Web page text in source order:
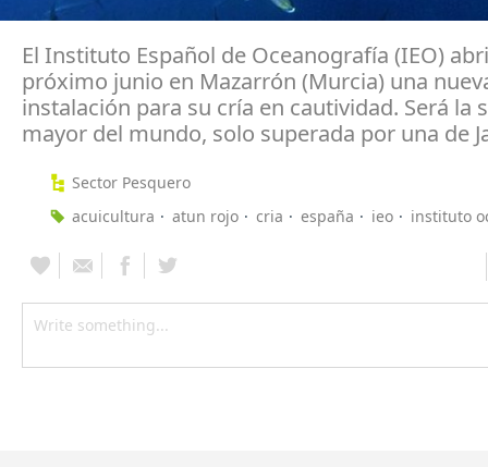
El Instituto Español de Oceanografía (IEO)
próximo junio en Mazarrón (Murcia) una
instalación para su cría en cautividad. Será la
mayor del mundo, solo superada por una de
Sector Pesquero
acuicultura
atun rojo cria españa ieo instituto